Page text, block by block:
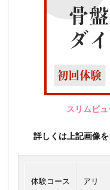
スリムビ
詳しくは上記画像
体験コース アリ